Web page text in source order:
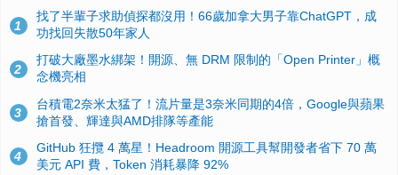
1
找了半輩子求助偵探都沒用！66歲加拿大男子靠ChatGPT，成
功找回失散50年家人
2
打破大廠墨水綁架！開源、無 DRM 限制的「Open Printer」概
念機亮相
3
台積電2奈米太猛了！流片量是3奈米同期的4倍，Google與蘋果
搶首發、輝達與AMD排隊等產能
4
GitHub 狂攬 4 萬星！Headroom 開源工具幫開發者省下 70 萬
美元 API 費，Token 消耗暴降 92%